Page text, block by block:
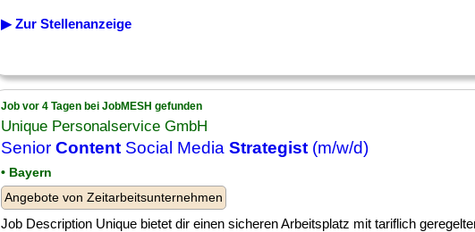
▶ Zur Stellenanzeige
Job vor 4 Tagen bei JobMESH gefunden
Unique Personalservice GmbH
Senior Content Social Media Strategist (m/w/d)
• Bayern
Angebote von Zeitarbeitsunternehmen
Job Description Unique bietet dir einen sicheren Arbeitsplatz mit tariflich